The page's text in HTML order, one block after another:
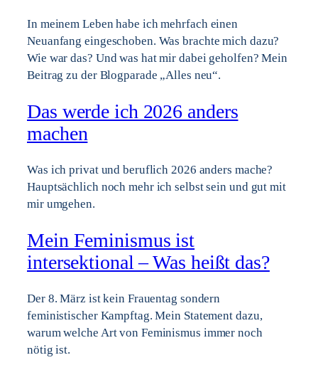
In meinem Leben habe ich mehrfach einen
Neuanfang eingeschoben. Was brachte mich dazu?
Wie war das? Und was hat mir dabei geholfen? Mein
Beitrag zu der Blogparade „Alles neu“.
Das werde ich 2026 anders
machen
Was ich privat und beruflich 2026 anders mache?
Hauptsächlich noch mehr ich selbst sein und gut mit
mir umgehen.
Mein Feminismus ist
intersektional – Was heißt das?
Der 8. März ist kein Frauentag sondern
feministischer Kampftag. Mein Statement dazu,
warum welche Art von Feminismus immer noch
nötig ist.